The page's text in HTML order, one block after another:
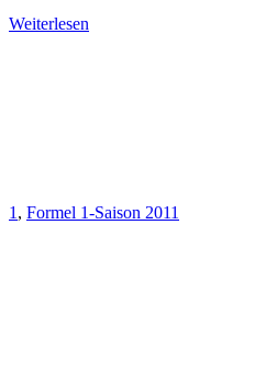
Weiterlesen
1, Formel 1-Saison 2011